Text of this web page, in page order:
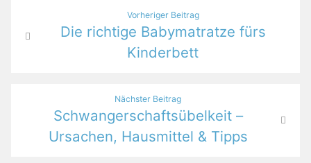
Beitragsnavigation
Vorheriger Beitrag
Die richtige Babymatratze fürs
Kinderbett
Nächster Beitrag
Schwangerschaftsübelkeit –
Ursachen, Hausmittel & Tipps